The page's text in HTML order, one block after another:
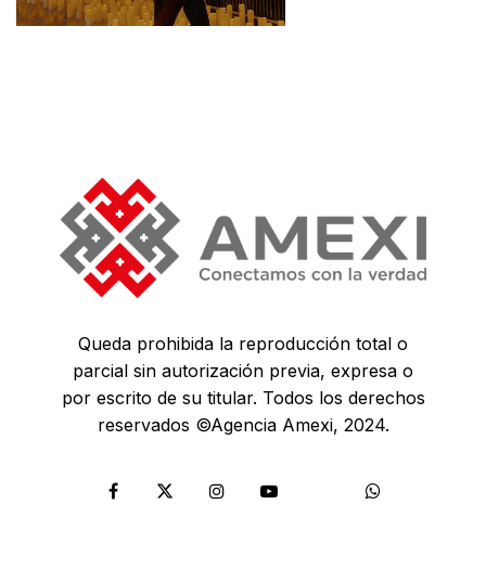
Queda prohibida la reproducción total o
parcial sin autorización previa, expresa o
por escrito de su titular. Todos los derechos
reservados ©Agencia Amexi, 2024.